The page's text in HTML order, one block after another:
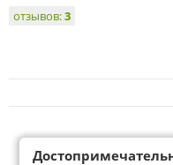
отзывов:3